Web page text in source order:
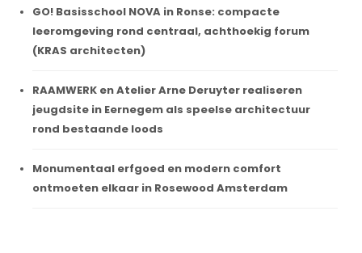
GO! Basisschool NOVA in Ronse: compacte
leeromgeving rond centraal, achthoekig forum
(KRAS architecten)
RAAMWERK en Atelier Arne Deruyter realiseren
jeugdsite in Eernegem als speelse architectuur
rond bestaande loods
Monumentaal erfgoed en modern comfort
ontmoeten elkaar in Rosewood Amsterdam